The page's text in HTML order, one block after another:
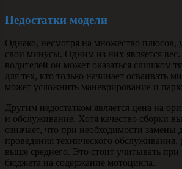
Недостатки модели
Однако, несмотря на множество плюсов,
свои минусы. Одним из них является
водителей он может оказаться слишком
для тех, кто только начинает осваивать
может усложнить маневрирование и
Другим недостатком является цена на
и обслуживание. Хотя качество сборки
означает, что при необходимости замены
проведения технического
выше среднего. Это стоит учитывать
бюджета на содержание мотоцикла.